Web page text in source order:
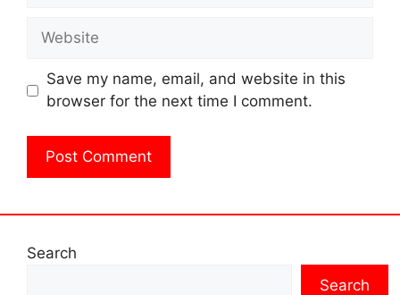
Website
Save my name, email, and website in this
browser for the next time I comment.
Search
Search